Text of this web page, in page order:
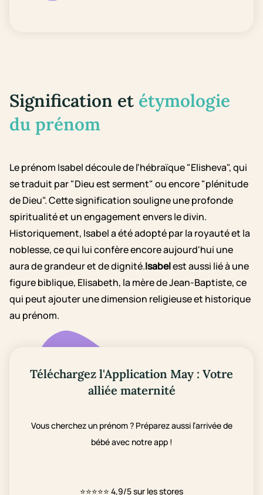
Signification et étymologie
du prénom
Le prénom Isabel découle de l'hébraïque "Elisheva", qui
se traduit par "Dieu est serment" ou encore "plénitude
de Dieu". Cette signification souligne une profonde
spiritualité et un engagement envers le divin.
Historiquement, Isabel a été adopté par la royauté et la
noblesse, ce qui lui confère encore aujourd'hui une
aura de grandeur et de dignité.Isabelest aussi lié à une
figure biblique, Elisabeth, la mère de Jean-Baptiste, ce
qui peut ajouter une dimension religieuse et historique
au prénom.
Téléchargez l'Application May : Votre
alliée maternité
Vous cherchez un prénom ? Préparez aussi l’arrivée de
bébé avec notre app !
⭐⭐⭐⭐⭐ 4,9/5 sur les stores